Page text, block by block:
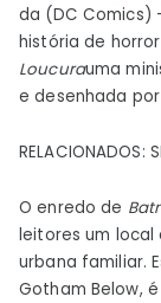
da (DC Comics)
história de
Loucurauma
e desenhada
O enredo de
leitores um local
urbana familiar.
Gotham Below,